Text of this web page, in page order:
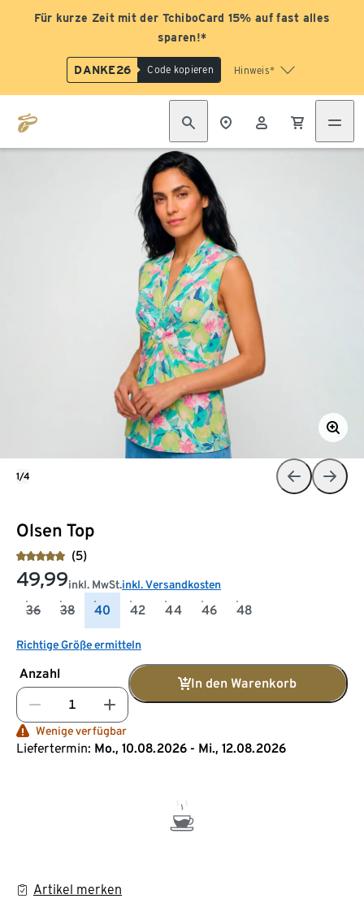
Für kurze Zeit mit der TchiboCard 15% auf fast alles
sparen!*
DANKE26 Code kopieren Hinweis*
Olsen Top
(5)
49,99inkl. MwSt.inkl. Versandkosten
36 38 40 42 44 46 48
Richtige Größe ermitteln
Anzahl
In den Warenkorb
Wenige verfügbar
Liefertermin: Mo., 10.08.2026 - Mi., 12.08.2026
Artikel merken
1/4